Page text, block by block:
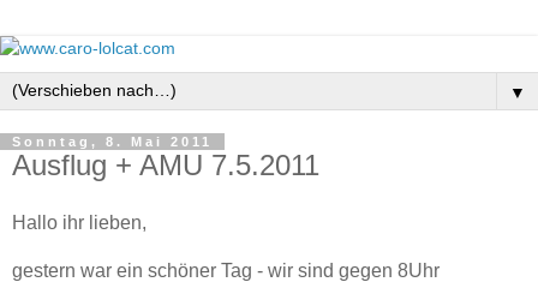
▼
Sonntag, 8. Mai 2011
Ausflug + AMU 7.5.2011
Hallo ihr lieben,
gestern war ein schöner Tag - wir sind gegen 8Uhr